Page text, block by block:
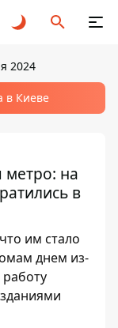
2024
в Киеве
метро: на
в
им стало
днем ​​из-